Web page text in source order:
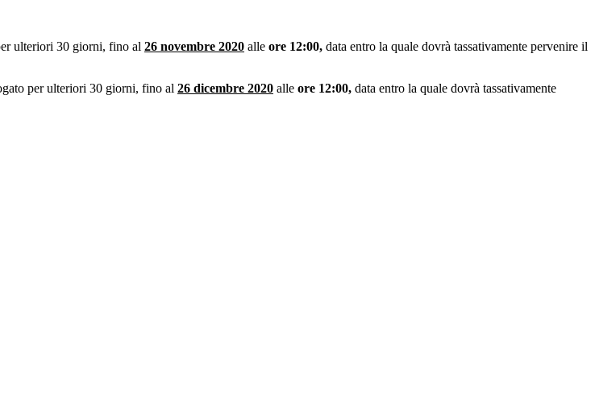
ulteriori 30 giorni, fino al 26 novembre 2020 alle ore 12:00, data entro la quale dovrà tassativamente pervenire il
per ulteriori 30 giorni, fino al 26 dicembre 2020 alle ore 12:00, data entro la quale dovrà tassativamente